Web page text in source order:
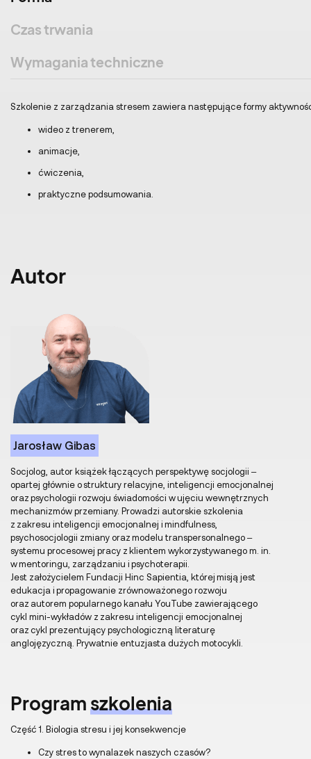
Czas trwania
Wymagania techniczne
Szkolenie z zarządzania stresem zawiera następujące formy
wideo z trenerem,
animacje,
ćwiczenia,
praktyczne podsumowania.
Autor
Jarosław Gibas
Socjolog, autor książek łączących perspektywę socjologii –
opartej głównie o struktury relacyjne, inteligencji emocjonalnej
oraz psychologii rozwoju świadomości w ujęciu wewnętrznych
mechanizmów przemiany. Prowadzi autorskie szkolenia
z zakresu inteligencji emocjonalnej i mindfulness,
psychosocjologii zmiany oraz modelu transpersonalnego –
systemu procesowej pracy z klientem wykorzystywanego m. in.
w mentoringu, zarządzaniu i psychoterapii.
Jest założycielem Fundacji Hinc Sapientia, której misją jest
edukacja i propagowanie zrównoważonego rozwoju
oraz autorem popularnego kanału YouTube zawierającego
cykl mini-wykładów z zakresu inteligencji emocjonalnej
oraz cykl prezentujący psychologiczną literaturę
anglojęzyczną. Prywatnie entuzjasta dużych motocykli.
Programszkolenia
Część 1. Biologia stresu i jej konsekwencje
Czy stres to wynalazek naszych czasów?